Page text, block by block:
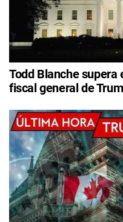
Todd Blanche supera
fiscal general de